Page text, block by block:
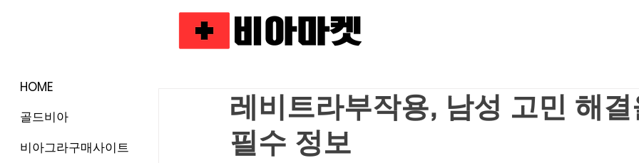
레비트라부작용, 남성 고민 해
필수 정보
HOME
골드비아
비아그라구매사이트